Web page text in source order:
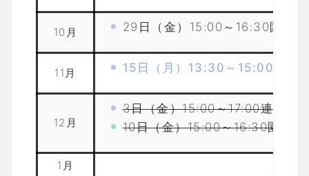
10月 29日（金）15:00～16:30園長会
11月 15日（月）13:30～15:00保育
12月
3日（金）15:00～17:00連絡会
10日（金）15:00～16:30園長会
1月